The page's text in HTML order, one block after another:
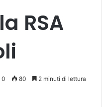
RSA
0 80 2 minuti di lettura